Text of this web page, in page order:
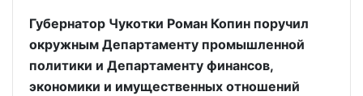
Губернатор Чукотки Роман Копин поручил
окружным Департаменту промышленной
политики и Департаменту финансов,
экономики и имущественных отношений